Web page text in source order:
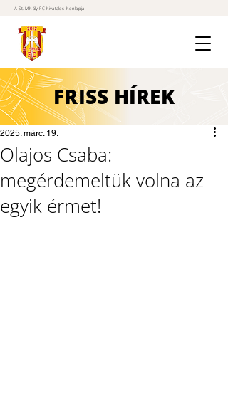
A St. Mihály FC hivatalos honlapja
FRISS HÍREK
Olajos Csaba:
megérdemeltük volna az
egyik érmet!
2025. márc. 19.